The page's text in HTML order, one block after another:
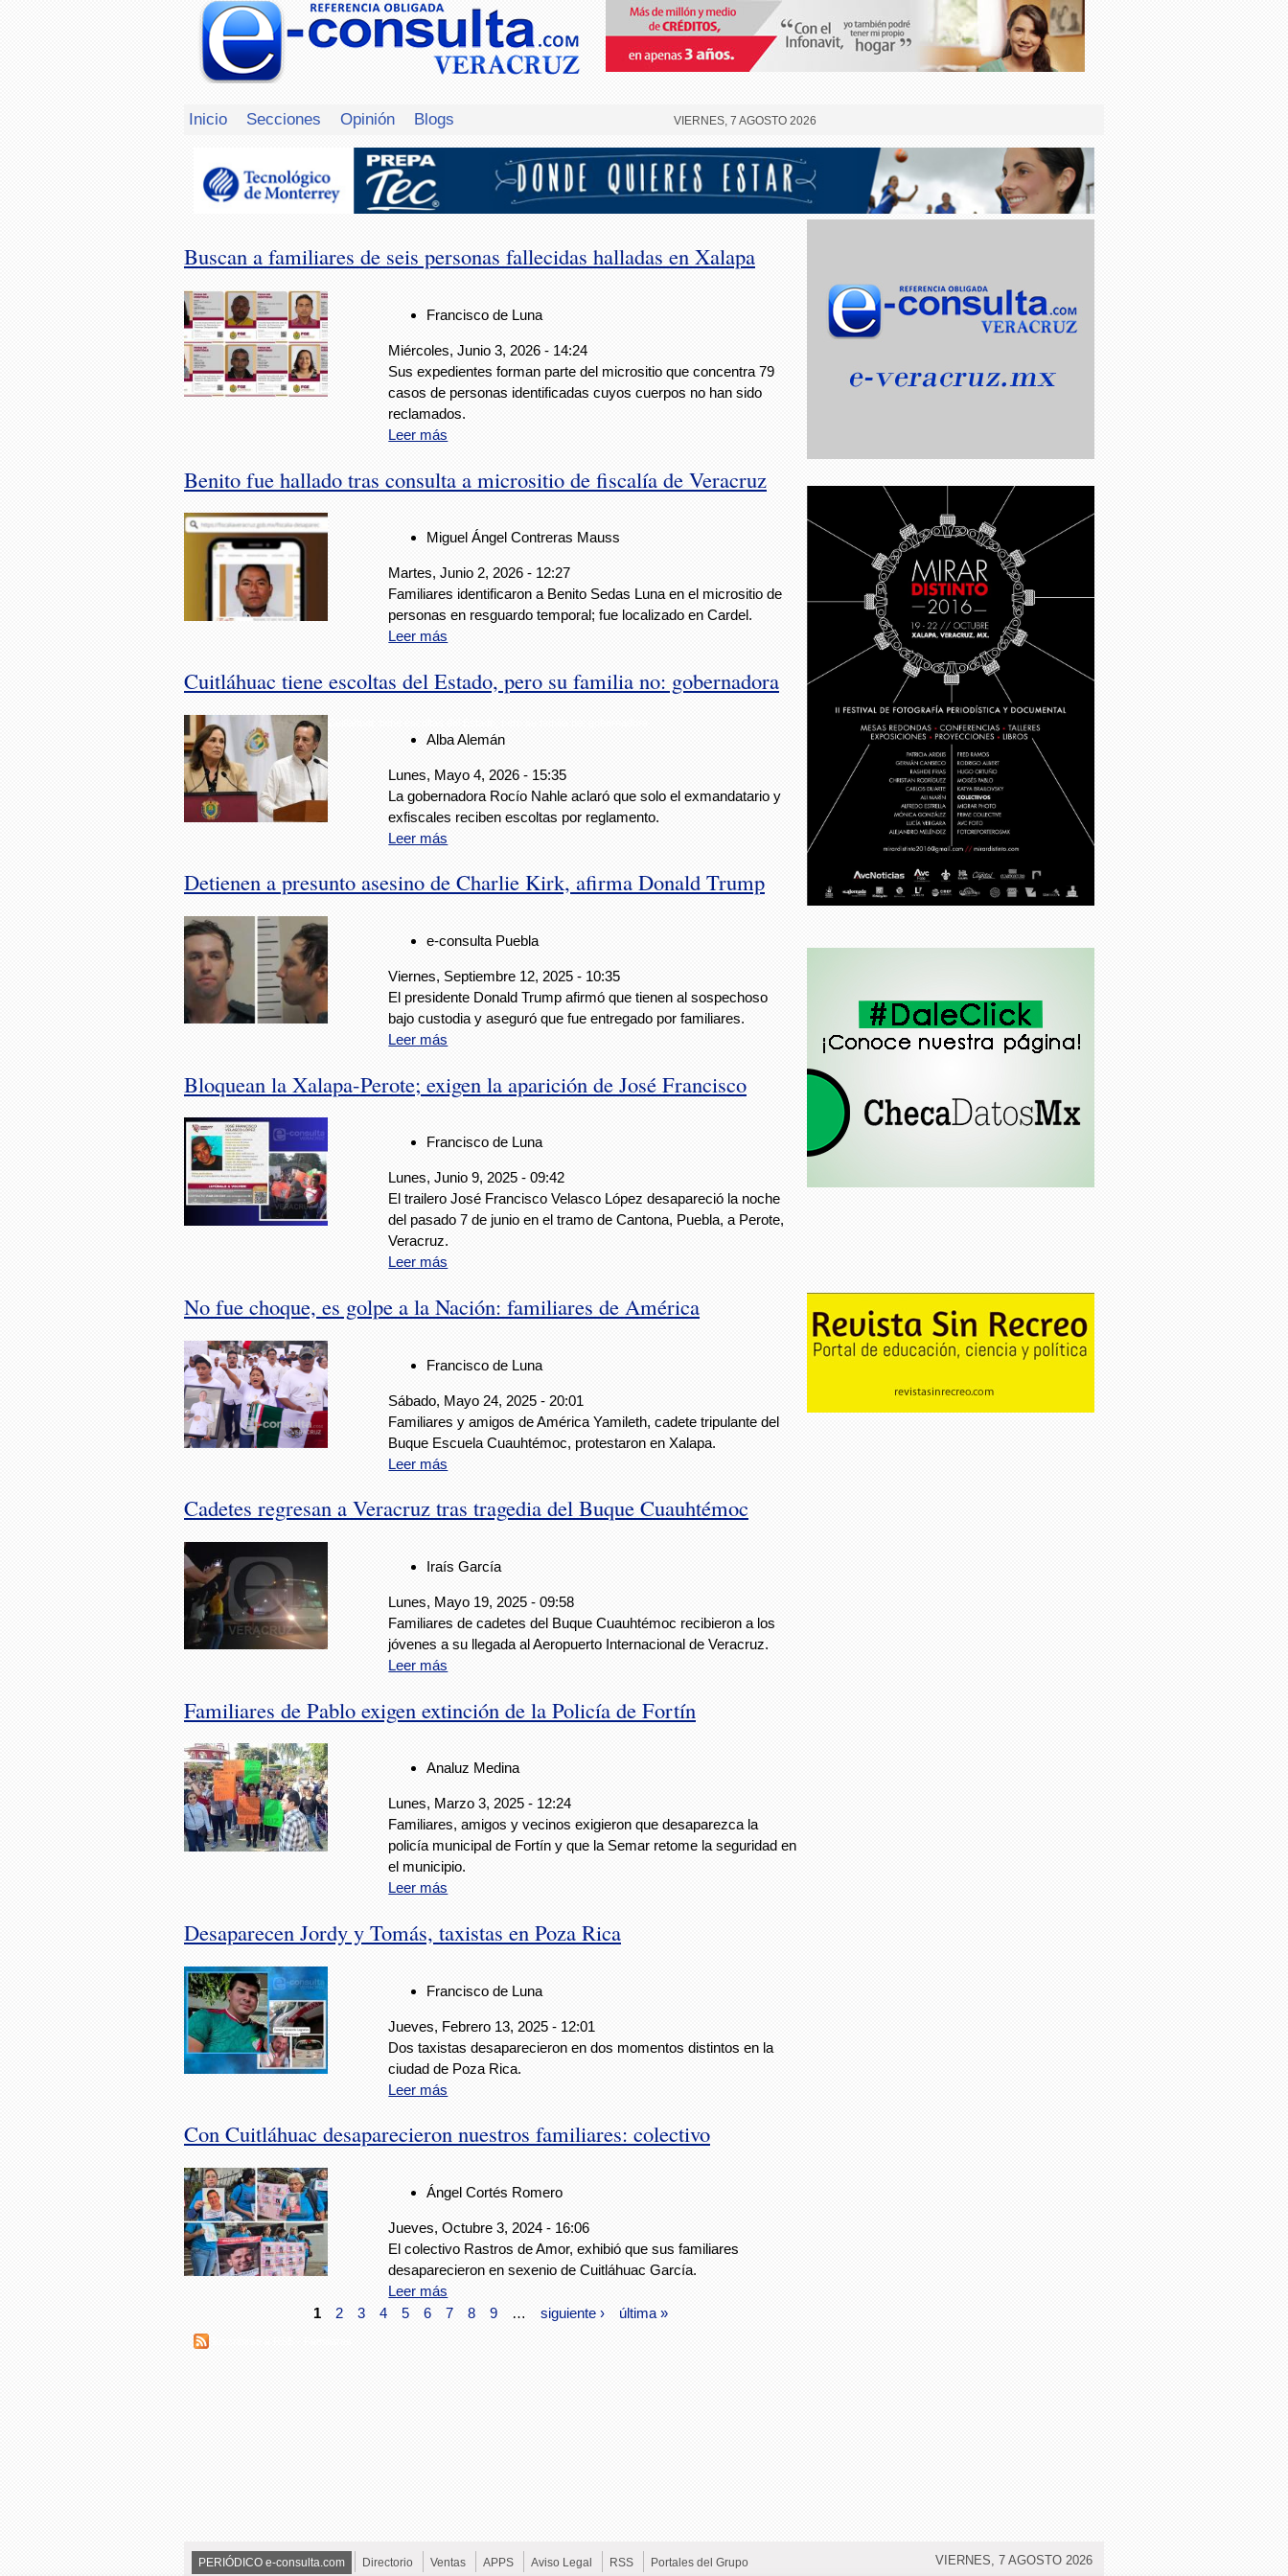
Inicio Secciones Opinión Blogs VIERNES, 7 AGOSTO 2026
Buscan a familiares de seis personas fallecidas halladas en Xalapa
Francisco de Luna
Miércoles, Junio 3, 2026 - 14:24
Sus expedientes forman parte del micrositio que concentra 79
casos de personas identificadas cuyos cuerpos no han sido
reclamados.
Leer más
Benito fue hallado tras consulta a micrositio de fiscalía de Veracruz
Miguel Ángel Contreras Mauss
Martes, Junio 2, 2026 - 12:27
Familiares identificaron a Benito Sedas Luna en el micrositio de
personas en resguardo temporal; fue localizado en Cardel.
Leer más
Cuitláhuac tiene escoltas del Estado, pero su familia no: gobernadora
Alba Alemán
Lunes, Mayo 4, 2026 - 15:35
La gobernadora Rocío Nahle aclaró que solo el exmandatario y
exfiscales reciben escoltas por reglamento.
Leer más
Detienen a presunto asesino de Charlie Kirk, afirma Donald Trump
e-consulta Puebla
Viernes, Septiembre 12, 2025 - 10:35
El presidente Donald Trump afirmó que tienen al sospechoso
bajo custodia y aseguró que fue entregado por familiares.
Leer más
Bloquean la Xalapa-Perote; exigen la aparición de José Francisco
Francisco de Luna
Lunes, Junio 9, 2025 - 09:42
El trailero José Francisco Velasco López desapareció la noche
del pasado 7 de junio en el tramo de Cantona, Puebla, a Perote,
Veracruz.
Leer más
No fue choque, es golpe a la Nación: familiares de América
Francisco de Luna
Sábado, Mayo 24, 2025 - 20:01
Familiares y amigos de América Yamileth, cadete tripulante del
Buque Escuela Cuauhtémoc, protestaron en Xalapa.
Leer más
Cadetes regresan a Veracruz tras tragedia del Buque Cuauhtémoc
Iraís García
Lunes, Mayo 19, 2025 - 09:58
Familiares de cadetes del Buque Cuauhtémoc recibieron a los
jóvenes a su llegada al Aeropuerto Internacional de Veracruz.
Leer más
Familiares de Pablo exigen extinción de la Policía de Fortín
Analuz Medina
Lunes, Marzo 3, 2025 - 12:24
Familiares, amigos y vecinos exigieron que desaparezca la
policía municipal de Fortín y que la Semar retome la seguridad en
el municipio.
Leer más
Desaparecen Jordy y Tomás, taxistas en Poza Rica
Francisco de Luna
Jueves, Febrero 13, 2025 - 12:01
Dos taxistas desaparecieron en dos momentos distintos en la
ciudad de Poza Rica.
Leer más
Con Cuitláhuac desaparecieron nuestros familiares: colectivo
Ángel Cortés Romero
Jueves, Octubre 3, 2024 - 16:06
El colectivo Rastros de Amor, exhibió que sus familiares
desaparecieron en sexenio de Cuitláhuac García.
Leer más
1
2 3 4 5 6 7 8 9 siguiente › última »
PERIÓDICO e-consulta.com Directorio Ventas APPS Aviso Legal RSS Portales del Grupo VIERNES, 7 AGOSTO 2026